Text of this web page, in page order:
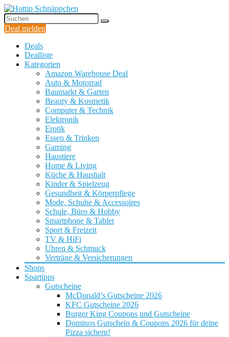
Deal melden
Deals
Dealliste
Kategorien
Amazon Warehouse Deal
Auto & Motorrad
Baumarkt & Garten
Beauty & Kosmetik
Computer & Technik
Elektronik
Erotik
Essen & Trinken
Gaming
Haustiere
Home & Living
Küche & Haushalt
Kinder & Spielzeug
Gesundheit & Körperpflege
Mode, Schuhe & Accessoires
Schule, Büro & Hobby
Smartphone & Tablet
Sport & Freizeit
TV & HiFi
Uhren & Schmuck
Verträge & Versicherungen
Shops
Spartipps
Gutscheine
McDonald’s Gutscheine 2026
KFC Gutscheine 2026
Burger King Coupons und Gutscheine
Dominos Gutschein & Coupons 2026 für deine
Pizza sichern!